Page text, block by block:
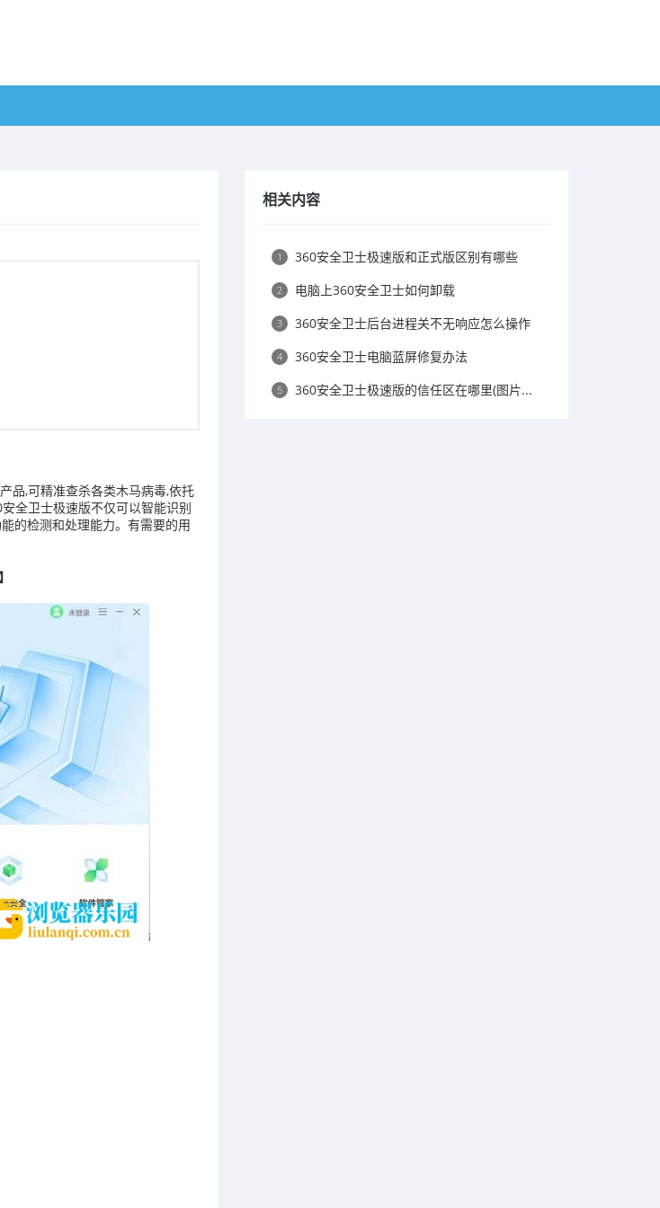
品,可精准查杀各类木马病毒,依托
全卫士极速版不仅可以智能识别
的检测和处理能力。有需要的用
相关内容
1 360安全卫士极速版和正式版区别有哪些
2 电脑上360安全卫士如何卸载
3 360安全卫士后台进程关不无响应怎么操作
4 360安全卫士电脑蓝屏修复办法
5 360安全卫士极速版的信任区在哪里(图片...